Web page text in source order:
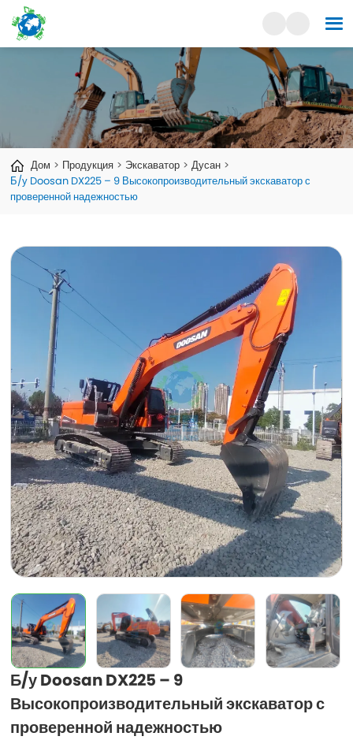
Дом Продукция Экскаватор
Дусан
Б/у Doosan DX225 – 9 Высокопроизводительный экскаватор с
проверенной надежностью
Б/у Doosan DX225 – 9
Высокопроизводительный экскаватор с
проверенной надежностью